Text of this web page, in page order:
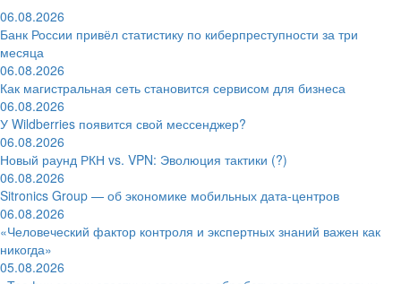
06.08.2026
Банк России привёл статистику по киберпреступности за три
месяца
06.08.2026
Как магистральная сеть становится сервисом для бизнеса
06.08.2026
У Wildberries появится свой мессенджер?
06.08.2026
Новый раунд РКН vs. VPN: Эволюция тактики (?)
06.08.2026
Sitronics Group — об экономике мобильных дата-центров
06.08.2026
«Человеческий фактор контроля и экспертных знаний важен как
никогда»
05.08.2026